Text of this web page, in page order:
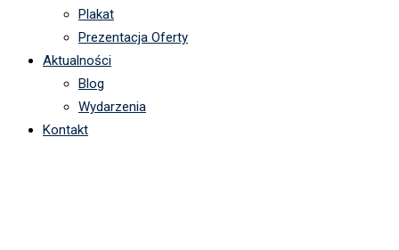
Plakat
Prezentacja Oferty
Aktualności
Blog
Wydarzenia
Kontakt